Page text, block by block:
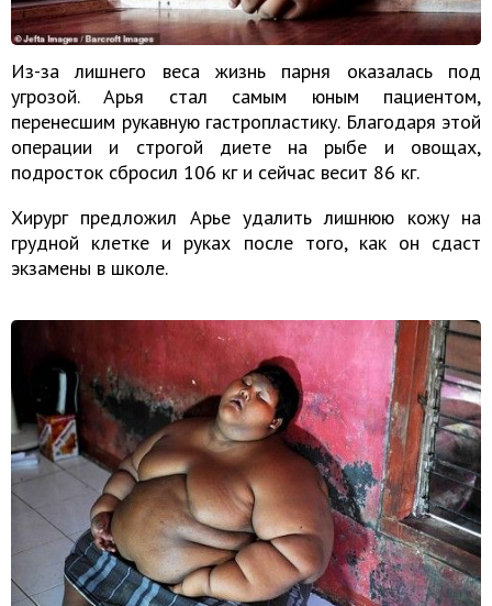
Из-за лишнего веса жизнь парня оказалась под
угрозой. Арья стал самым юным пациентом,
перенесшим рукавную гастропластику. Благодаря этой
операции и строгой диете на рыбе и овощах,
подросток сбросил 106 кг и сейчас весит 86 кг.
Хирург предложил Арье удалить лишнюю кожу на
грудной клетке и руках после того, как он сдаст
экзамены в школе.